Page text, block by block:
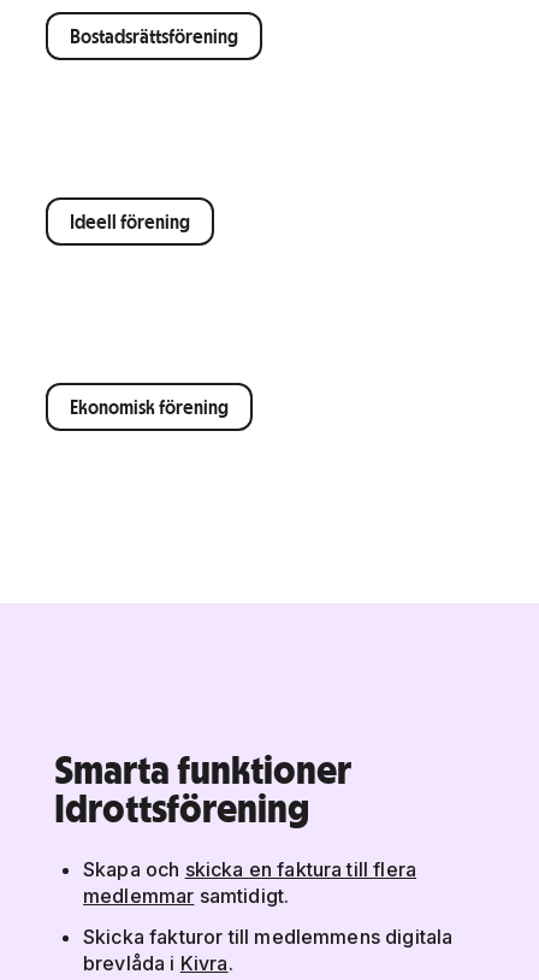
Bostadsrättsförening
Ideell förening
Ekonomisk förening
Smarta funktioner
Idrottsförening
Skapa och skicka en faktura till flera
medlemmar samtidigt.
Skicka fakturor till medlemmens digitala
brevlåda i Kivra.